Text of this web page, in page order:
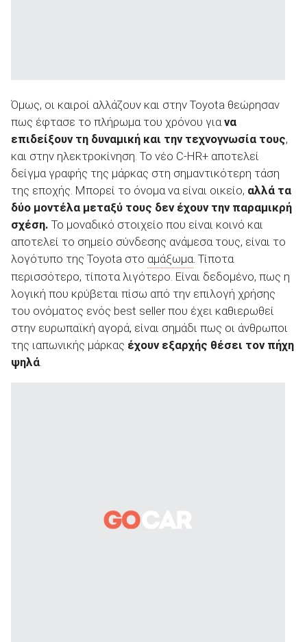
Όμως, οι καιροί αλλάζουν και στην Toyota θεώρησαν
πως έφτασε το πλήρωμα του χρόνου γιανα
επιδείξουν τη δυναμική και την τεχνογνωσία τους,
και στην ηλεκτροκίνηση. Το νέο C-HR+ αποτελεί
δείγμα γραφής της μάρκας στη σημαντικότερη τάση
της εποχής. Μπορεί το όνομα να είναι οικείο, αλλά τα
δύο μοντέλα μεταξύ τους δεν έχουν την παραμικρή
σχέση. To μοναδικό στοιχείο που είναι κοινό και
αποτελεί το σημείο σύνδεσης ανάμεσα τους, είναι το
λογότυπο της Toyota στο αμάξωμα. Τίποτα
περισσότερο, τίποτα λιγότερο. Είναι δεδομένο, πως η
λογική που κρύβεται πίσω από την επιλογή χρήσης
του ονόματος ενός best seller που έχει καθιερωθεί
στην ευρωπαϊκή αγορά, είναι σημάδι πως οι άνθρωποι
της ιαπωνικής μάρκας έχουν εξαρχής θέσει τον πήχη
ψηλά.